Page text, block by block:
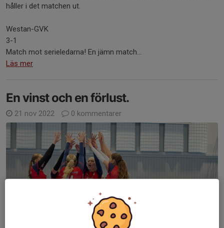
håller i det matchen ut.
Westan-GVK
3-1
Match mot serieledarna! En jämn match...
Läs mer
En vinst och en förlust.
21 nov 2022 0 kommentarer